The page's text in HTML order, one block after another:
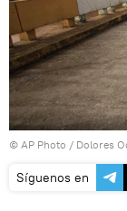
© AP Photo / Dolores
Síguenos en